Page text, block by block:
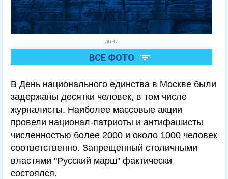
ДПНИ
ВСЕ ФОТО
В День национального единства в Москве были
задержаны десятки человек, в том числе
журналисты. Наиболее массовые акции
провели национал-патриоты и антифашисты
численностью более 2000 и около 1000 человек
соответственно. Запрещенный столичными
властями "Русский марш" фактически
состоялся.